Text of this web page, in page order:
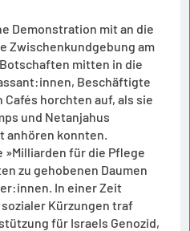
Demonstration mit an die
Zwischenkundgebung am
mitten in die
Beschäftigte
horchten auf, als sie
und Netanjahus
anhören konnten.
»Milliarden für die Pflege
zu gehobenen Daumen
In einer Zeit
Kürzungen traf
für Israels Genozid,